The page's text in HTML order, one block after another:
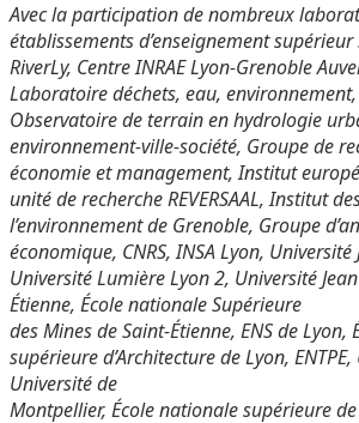
Avec la participation de nombreux
établissements d’enseignement supérieur
RiverLy, Centre INRAE Lyon-Grenoble
Laboratoire déchets, eau,
Observatoire de terrain en hydrologie
environnement-ville-société, Groupe de
économie et management,Institut
unité de recherche REVERSAAL,Institut
l’environnement de Grenoble, Groupe
économique, CNRS, INSA Lyon,
Université Lumière Lyon 2, Université
Étienne, École nationale Supérieure
des Mines de Saint-Étienne, ENS de Lyon,
supérieure d’Architecture de Lyon, ENTPE,
Université de
Montpellier, École nationale supérieure